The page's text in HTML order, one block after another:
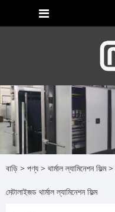
বাড়ি > পণ্য > থার্মাল ল্যামিনেশন ফিল্ম>
মেটালাইজড থার্মাল ল্যামিনেশন ফিল্ম